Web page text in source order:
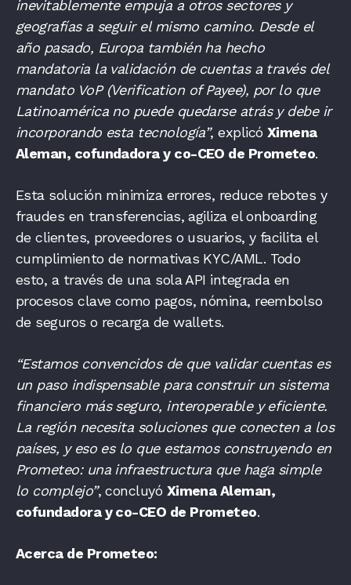
inevitablemente empuja a otros sectores y
geografías a seguir el mismo camino. Desde el
año pasado, Europa también ha hecho
mandatoria la validación de cuentas a través del
mandato VoP (Verification of Payee), por lo que
Latinoamérica no puede quedarse atrás y debe ir
incorporando esta tecnología”, explicó Ximena
Aleman, cofundadora y co-CEO de Prometeo.
Esta solución minimiza errores, reduce rebotes y
fraudes en transferencias, agiliza el onboarding
de clientes, proveedores o usuarios, y facilita el
cumplimiento de normativas KYC/AML. Todo
esto, a través de una sola API integrada en
procesos clave como pagos, nómina, reembolso
de seguros o recarga de wallets.
“Estamos convencidos de que validar cuentas es
un paso indispensable para construir un sistema
financiero más seguro, interoperable y eficiente.
La región necesita soluciones que conecten a los
países, y eso es lo que estamos construyendo en
Prometeo: una infraestructura que haga simple
lo complejo”, concluyó Ximena Aleman,
cofundadora y co-CEO de Prometeo.
Acerca de Prometeo: